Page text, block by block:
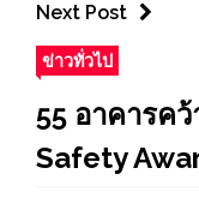
Next Post
ข่าวทั่วไป
55 อาคารค
Safety